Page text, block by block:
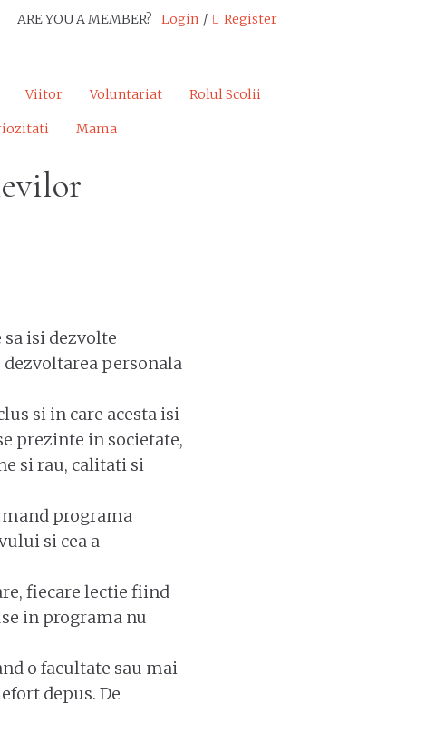
ARE YOU A MEMBER? Login / Register
Viitor Voluntariat Rolul Scolii
Mama
isi dezvolte
personala
si in care acesta isi
prezinte in societate,
si rau, calitati si
programa
si cea a
fiecare lectie fiind
in programa nu
o facultate sau mai
depus. De